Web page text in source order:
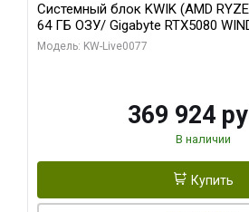
Системный блок KWIK (AMD
64 ГБ ОЗУ/ Gigabyte RTX5080
16GB GDDR7 256b/ 960 ГБ SSD)
Модель: KW-Live0077
369 924
В наличии
Купить